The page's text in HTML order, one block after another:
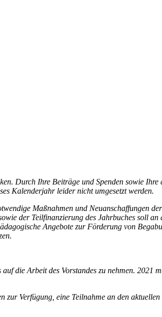
Durch Ihre Beiträge und Spenden sowie
Kalenderjahr leider nicht umgesetzt werden.
Maßnahmen und Neuanschaffungen
der Teilfinanzierung des Jahrbuches soll an
Angebote zur Förderung von
die Arbeit des Vorstandes zu nehmen. 2021
Verfügung, eine Teilnahme an den aktuellen